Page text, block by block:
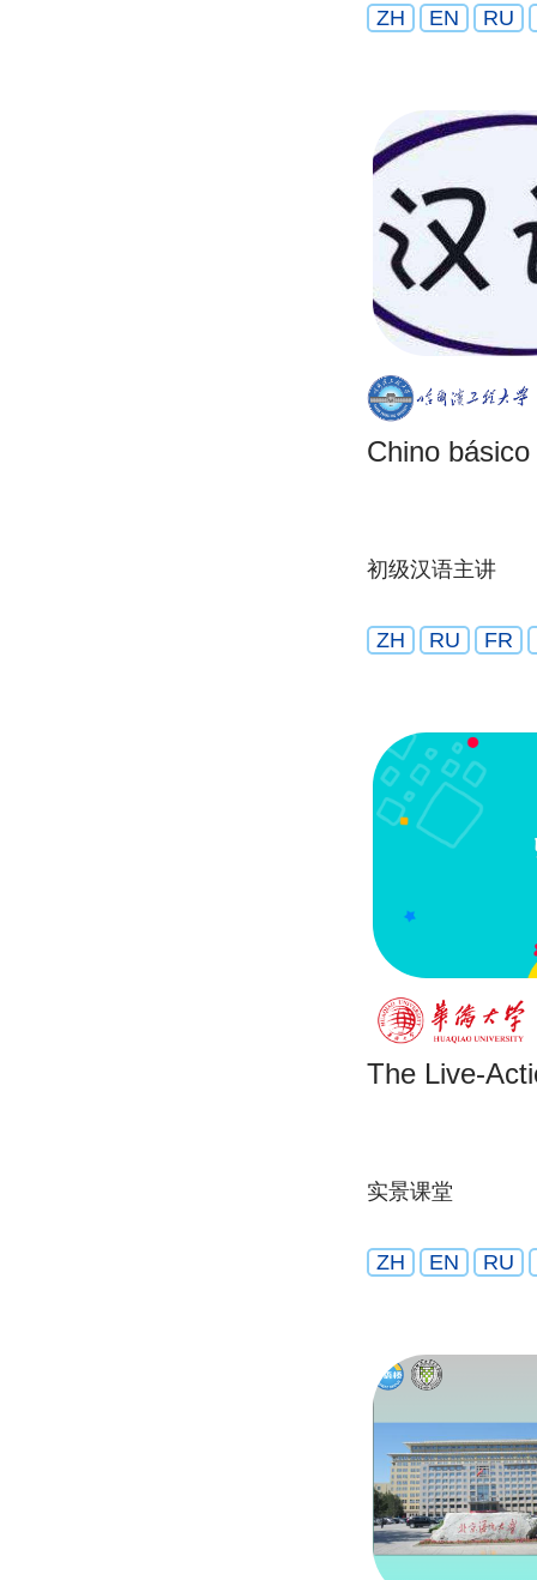
ZH EN RU
Chino básico
初级汉语主讲
ZH RU FR
The Live-
实景课堂
ZH EN RU